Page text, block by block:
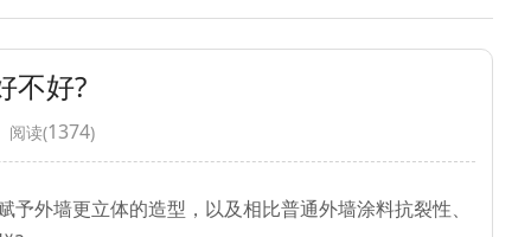
不好?
读(1374)
予外墙更立体的造型，以及相比普通外墙涂料抗裂性、